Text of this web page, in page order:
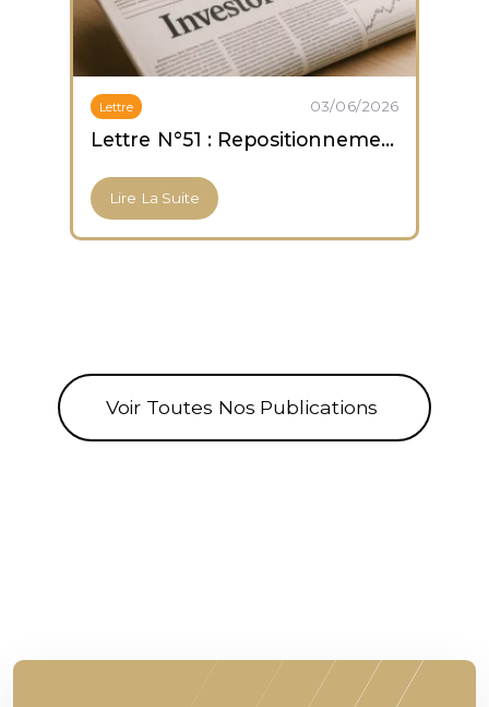
Lettre 03/06/2026
Lettre N°51 : Repositionnement prudent ; capitulation des altcoins ; accumulation des ETF Bitcoin
Lire La Suite
Voir Toutes Nos Publications